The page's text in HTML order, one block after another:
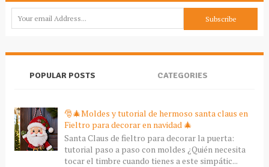
POPULAR POSTS CATEGORIES
🎅🎄Moldes y tutorial de hermoso santa claus en
Fieltro para decorar en navidad 🎄
Santa Claus de fieltro para decorar la puerta:
tutorial paso a paso con moldes ¿Quién necesita
tocar el timbre cuando tienes a este simpátic...